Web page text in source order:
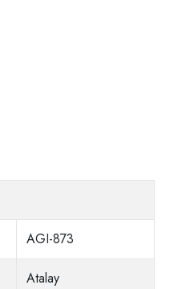
AGI-873
Atalay